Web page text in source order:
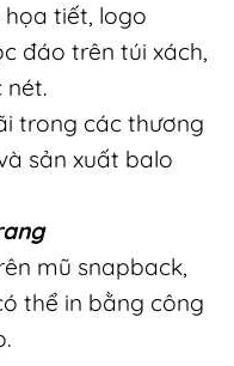
họa tiết, logo
đáo trên túi xách,
nét.
trong các thương
sản xuất balo
mũ snapback,
thể in bằng công